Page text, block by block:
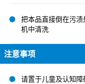
把本品直接倒在污
机中清洗
注意事项
请置于儿童及认知